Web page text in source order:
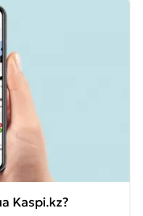
Kaspi.kz?